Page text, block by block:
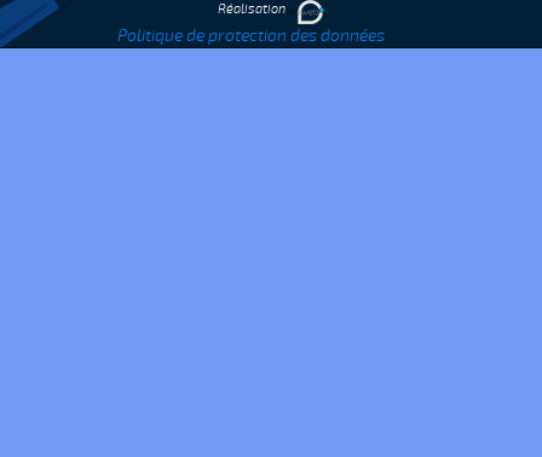
Politique de protection des données
Réalisation